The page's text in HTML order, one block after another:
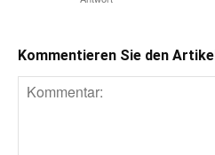
Kommentieren Sie den Artikel